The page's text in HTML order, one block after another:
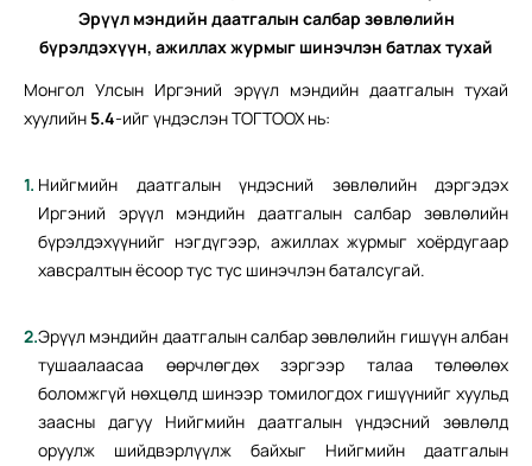
Эрүүл мэндийн даатгалын салбар зөвлөлийн
бүрэлдэхүүн, ажиллах журмыг шинэчлэн батлах тухай
Монгол Улсын Иргэний эрүүл мэндийн даатгалын тухай
хуулийн 5.4-ийг үндэслэн ТОГТООХ нь:
Нийгмийн даатгалын үндэсний зөвлөлийн дэргэдэх
Иргэний эрүүл мэндийн даатгалын салбар зөвлөлийн
бүрэлдэхүүнийг нэгдүгээр, ажиллах журмыг хоёрдугаар
хавсралтын ёсоор тус тус шинэчлэн баталсугай.
Эрүүл мэндийн даатгалын салбар зөвлөлийн гишүүн албан
тушаалаасаа өөрчлөгдөх зэргээр талаа төлөөлөх
боломжгүй нөхцөлд шинээр томилогдох гишүүнийг хуульд
заасны дагуу Нийгмийн даатгалын үндэсний зөвлөлд
оруулж шийдвэрлүүлж байхыг Нийгмийн даатгалын